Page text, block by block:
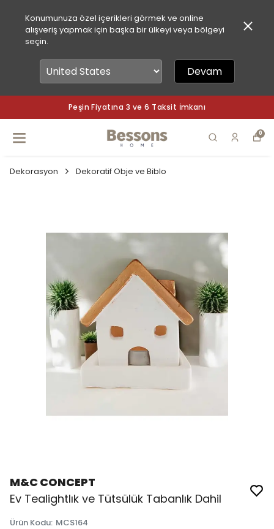
Konumunuza özel içerikleri görmek ve online
alışveriş yapmak için başka bir ülkeyi veya bölgeyi
seçin.
Devam
Peşin Fiyatına 3 ve 6 Taksit İmkanı
0
Dekorasyon Dekoratif Obje ve Biblo
M&C CONCEPT
Ev Tealightlık ve Tütsülük Tabanlık Dahil
Ürün Kodu: MCS164